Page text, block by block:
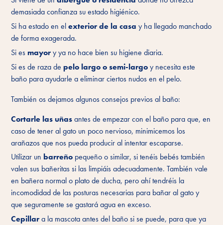
demasiada confianza su estado higiénico.
Si ha estado en elexterior de la casa y ha llegado manchado
de forma exagerada.
Si esmayory ya no hace bien su higiene diaria.
Si es de raza depelo largo o semi-largoy necesita este
baño para ayudarle a eliminar ciertos nudos en el pelo.
También os dejamos algunos consejos previos al baño:
Cortarle las uñasantes de empezar con el baño para que, en
caso de tener al gato un poco nervioso, minimicemos los
arañazos que nos pueda producir al intentar escaparse.
Utilizar un barreño pequeño o similar, si tenéis bebés también
valen sus bañeritas si las limpiáis adecuadamente. También vale
en bañera normal o plato de ducha, pero ahí tendréis la
incomodidad de las posturas necesarias para bañar al gato y
que seguramente se gastará agua en exceso.
Cepillara la mascota antes del baño si se puede, para que ya